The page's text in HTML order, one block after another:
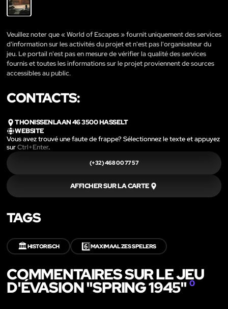
Veuillez noter que « World of Escapes » fournit uniquement des services
d'information sur les activités du projet et n'est pas l'organisateur du
jeu. Le portail n'est pas en mesure de vérifier la qualité des services
fournis et toutes les informations sur le projet proviennent de sources
accessibles au public.
CONTACTS:
THONISSENLAAN 46 3500 HASSELT
WEBSITE
Vous avez trouvé une faute de frappe? Sélectionnez le texte et appuyez
surCtrl+Enter.
(+32) 468 00 77 57‬
AFFICHER SUR LA CARTE
TAGS
🏛️HISTORISCH 6️⃣MAXIMAAL ZES SPELERS
COMMENTAIRES SUR LE JEU
D'ÉVASION "SPRING 1945" 0